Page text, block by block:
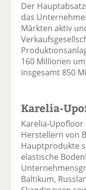
Der
das
Märkten aktiv
160 Millionen
insgesamt 850
Karelia-
Karelia-
Herstellern von
Hauptprodukte
elastische
Baltikum,